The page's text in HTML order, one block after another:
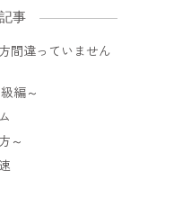
事
間違っていません
編～
～